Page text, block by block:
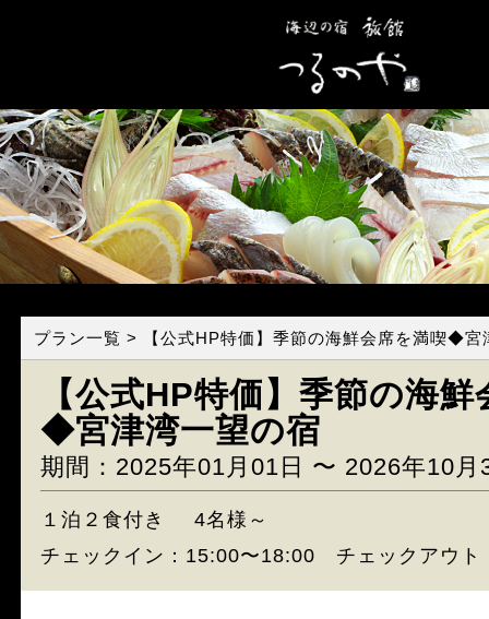
プラン一覧 > 【公式HP特価】季節の海鮮会席を満喫◆宮
【公式HP特価】季節の海
◆宮津湾一望の宿
期間：2025年01月01日 〜 2026年10月
１泊２食付き
4名様～
チェックイン：15:00〜18:00 チェックアウト